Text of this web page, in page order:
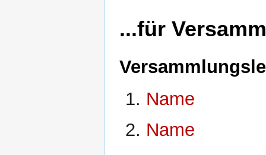
...für
Name
Name